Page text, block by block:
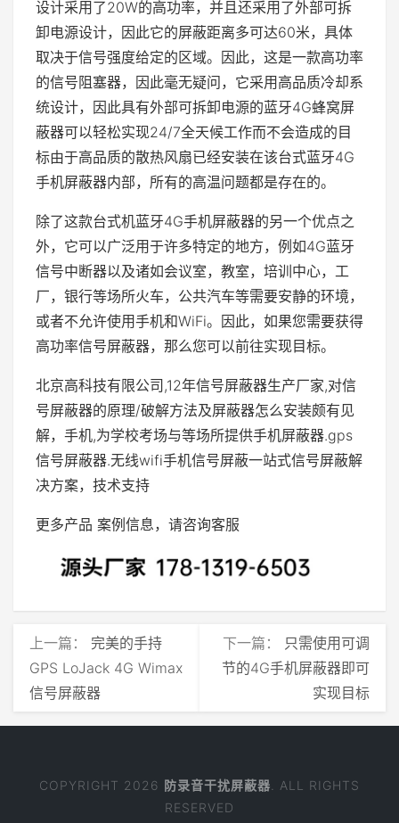
设计采用了20W的高功率，并且还采用了外部可拆
卸电源设计，因此它的屏蔽距离多可达60米，具体
取决于信号强度给定的区域。因此，这是一款高功率
的信号阻塞器，因此毫无疑问，它采用高品质冷却系
统设计，因此具有外部可拆卸电源的蓝牙4G蜂窝屏
蔽器可以轻松实现24/7全天候工作而不会造成的目
标由于高品质的散热风扇已经安装在该台式蓝牙4G
手机屏蔽器内部，所有的高温问题都是存在的。
除了这款台式机蓝牙4G手机屏蔽器的另一个优点之
外，它可以广泛用于许多特定的地方，例如4G蓝牙
信号中断器以及诸如会议室，教室，培训中心，工
厂，银行等场所火车，公共汽车等需要安静的环境，
或者不允许使用手机和WiFi。因此，如果您需要获得
高功率信号屏蔽器，那么您可以前往实现目标。
北京高科技有限公司,12年信号屏蔽器生产厂家,对信
号屏蔽器的原理/破解方法及屏蔽器怎么安装颇有见
解，手机,为学校考场与等场所提供手机屏蔽器.gps
信号屏蔽器.无线wifi手机信号屏蔽一站式信号屏蔽解
决方案，技术支持
更多产品 案例信息，请咨询客服
上一篇： ​完美的手持
GPS LoJack 4G Wimax
信号屏蔽器
下一篇： 只需使用可调
节的4G手机屏蔽器即可
实现目标
COPYRIGHT 2026 防录音干扰屏蔽器 . ALL RIGHTS
RESERVED